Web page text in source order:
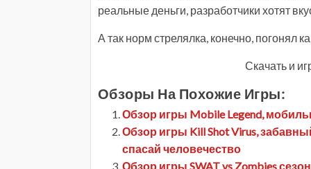
реальные деньги, разработчики хотят
А так норм стрелялка, конечно, погонял
Скачать и
Обзоры На Похожие Игры:
Обзор игры Mobile Legend,
Обзор игры Kill Shot Virus,
спасай человечество
Обзор игры SWAT vs Zombies